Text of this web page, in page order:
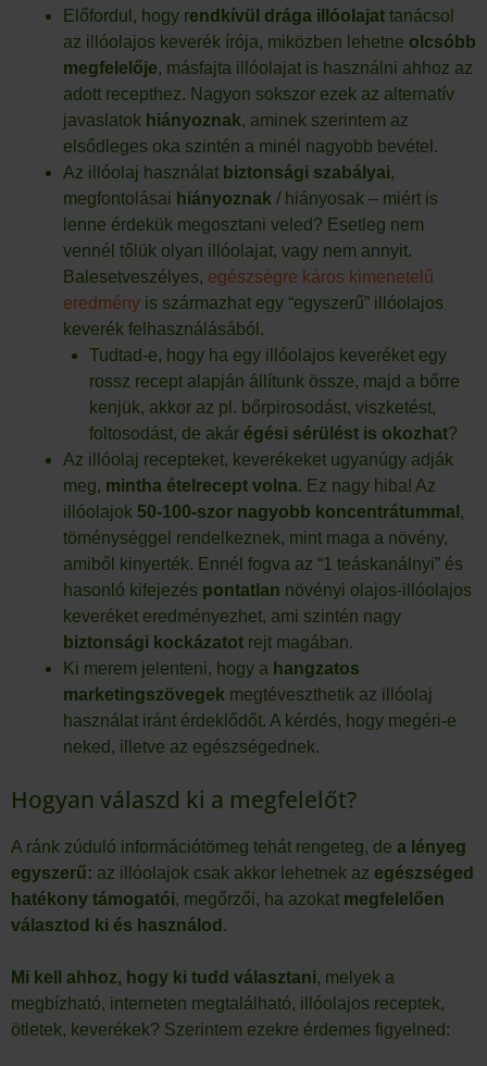
Előfordul, hogy rendkívül drága illóolajat tanácsol
az illóolajos keverék írója, miközben lehetne olcsóbb
megfelelője, másfajta illóolajat is használni ahhoz az
adott recepthez. Nagyon sokszor ezek az alternatív
javaslatok hiányoznak, aminek szerintem az
elsődleges oka szintén a minél nagyobb bevétel.
Az illóolaj használat biztonsági szabályai,
megfontolásai hiányoznak / hiányosak – miért is
lenne érdekük megosztani veled? Esetleg nem
vennél tőlük olyan illóolajat, vagy nem annyit.
Balesetveszélyes, egészségre káros kimenetelű
eredmény is származhat egy “egyszerű” illóolajos
keverék felhasználásából.
Tudtad-e, hogy ha egy illóolajos keveréket egy
rossz recept alapján állítunk össze, majd a bőrre
kenjük, akkor az pl. bőrpirosodást, viszketést,
foltosodást, de akár égési sérülést is okozhat?
Az illóolaj recepteket, keverékeket ugyanúgy adják
meg, mintha ételrecept volna. Ez nagy hiba! Az
illóolajok 50-100-szor nagyobb koncentrátummal ,
töménységgel rendelkeznek, mint maga a növény,
amiből kinyerték. Ennél fogva az “1 teáskanálnyi” és
hasonló kifejezés pontatlan növényi olajos-illóolajos
keveréket eredményezhet, ami szintén nagy
biztonsági kockázatot rejt magában.
Ki merem jelenteni, hogy a hangzatos
marketingszövegek megtéveszthetik az illóolaj
használat iránt érdeklődőt. A kérdés, hogy megéri-e
neked, illetve az egészségednek.
Hogyan válaszd ki a megfelelőt?
A ránk zúduló információtömeg tehát rengeteg, de a lényeg
egyszerű: az illóolajok csak akkor lehetnek az egészséged
hatékony támogatói, megőrzői, ha azokat megfelelően
választod ki és használod .
Mi kell ahhoz, hogy ki tudd választani, melyek a
megbízható, interneten megtalálható, illóolajos receptek,
ötletek, keverékek? Szerintem ezekre érdemes figyelned: